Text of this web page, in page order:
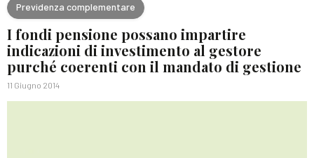
Previdenza complementare
I fondi pensione possano impartire
indicazioni di investimento al gestore
purché coerenti con il mandato di gestione
11 Giugno 2014